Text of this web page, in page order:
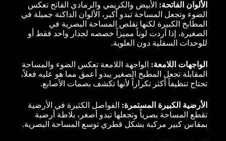
الألوان الفاتحة: الأبيض والكريمي والرمادي الفاتح تعكس
الضوء وتجعل المساحة تبدو أكبر، الألوان الداكنة جميلة في
المطابخ الكبيرة لكنها تقلص المساحة البصرية في
الصغيرة، إذا أردت لوناً مميزاً خصصه لجدار واحد فقط أو
للوحدات السفلية دون العلوية.
الواجهات اللامعة: الواجهة اللامعة تعكس الضوء والمساحة
المقابلة تجعل المطبخ الصغير يبدو أعمق مما هو عليه فعلاً،
تحتاج تنظيفاً أكثر تكراراً لأنها تكشف بصمات الأصابع.
الأرضية الكبيرة المستمرة: الفواصل الكثيرة في الأرضية
تقطع المساحة بصرياً وتجعلها تبدو أصغر، بلاطة أرضية
بمقاس كبير مركبة بشكل قطري توسع المساحة البصرية.